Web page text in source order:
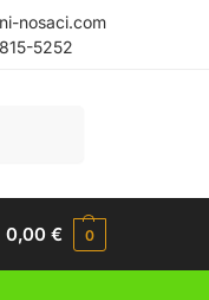
nosaci.com
5252
0,00€ 0